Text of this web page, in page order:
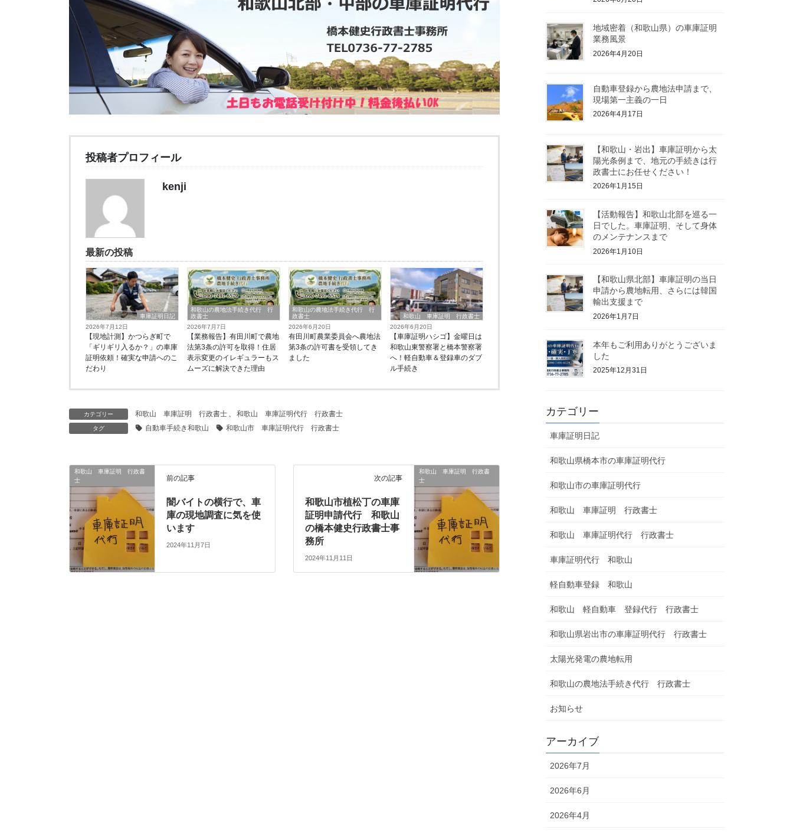
投稿者プロフィール
kenji
最新の投稿
車庫証明日記
2026年7月12日
【現地計測】かつらぎ町で
「ギリギリ入るか？」の車庫
証明依頼！確実な申請へのこ
だわり
和歌山の農地法手続き代行 行
政書士
2026年7月7日
【業務報告】有田川町で農地
法第3条の許可を取得！住居
表示変更のイレギュラーもス
ムーズに解決できた理由
和歌山の農地法手続き代行 行
政書士
2026年6月20日
有田川町農業委員会へ農地法
第3条の許可書を受領してき
ました
和歌山 車庫証明 行政書士
2026年6月20日
【車庫証明ハシゴ】金曜日は
和歌山東警察署と橋本警察署
へ！軽自動車＆登録車のダブ
ル手続き
カテゴリー 和歌山 車庫証明 行政書士 和歌山 車庫証明代行 行政書士
タグ 自動車手続き和歌山 和歌山市 車庫証明代行 行政書士
和歌山 車庫証明 行政書
士
前の記事
闇バイトの横行で、車
庫の現地調査に気を使
います
2024年11月7日
和歌山 車庫証明 行政書
士
次の記事
和歌山市植松丁の車庫
証明申請代行 和歌山
の橋本健史行政書士事
務所
2024年11月11日
地域密着（和歌山県）の車庫証明
業務風景
2026年4月20日
自動車登録から農地法申請まで、
現場第一主義の一日
2026年4月17日
【和歌山・岩出】車庫証明から太
陽光条例まで、地元の手続きは行
政書士にお任せください！
2026年1月15日
【活動報告】和歌山北部を巡る一
日でした。車庫証明、そして身体
のメンテナンスまで
2026年1月10日
【和歌山県北部】車庫証明の当日
申請から農地転用、さらには韓国
輸出支援まで
2026年1月7日
本年もご利用ありがとうございま
した
2025年12月31日
カテゴリー
車庫証明日記
和歌山県橋本市の車庫証明代行
和歌山市の車庫証明代行
和歌山 車庫証明 行政書士
和歌山 車庫証明代行 行政書士
車庫証明代行 和歌山
軽自動車登録 和歌山
和歌山 軽自動車 登録代行 行政書士
和歌山県岩出市の車庫証明代行 行政書士
太陽光発電の農地転用
和歌山の農地法手続き代行 行政書士
お知らせ
アーカイブ
2026年7月
2026年6月
2026年4月